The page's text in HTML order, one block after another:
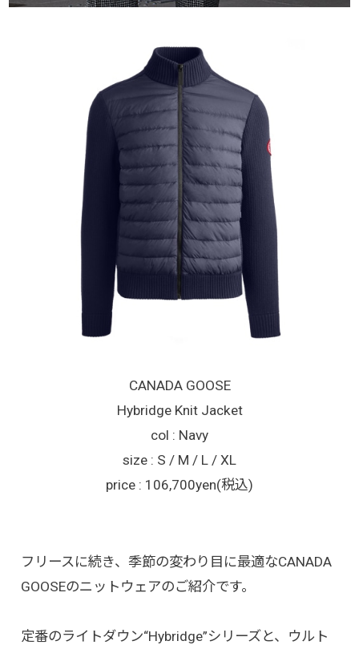
CANADA GOOSE
Hybridge Knit Jacket
col : Navy
size : S / M / L / XL
price : 106,700yen(税込)
フリースに続き、季節の変わり目に最適なCANADA
GOOSEのニットウェアのご紹介です。
定番のライトダウン“Hybridge”シリーズと、ウルト